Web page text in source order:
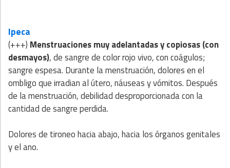
Ipeca
(+++) Menstruaciones muy adelantadas y copiosas (con
desmayos), de sangre de color rojo vivo, con coágulos;
sangre espesa. Durante la menstruación, dolores en el
ombligo que irradian al útero, náuseas y vómitos. Después
de la menstruación, debilidad desproporcionada con la
cantidad de sangre perdida.
Dolores de tironeo hacia abajo, hacia los órganos genitales
y el ano.